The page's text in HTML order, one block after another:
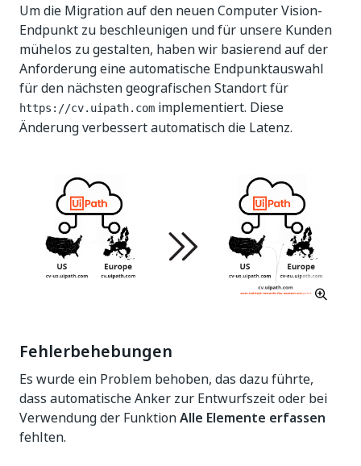
Um die Migration auf den neuen Computer Vision-
Endpunkt zu beschleunigen und für unsere Kunden
mühelos zu gestalten, haben wir basierend auf der
Anforderung eine automatische Endpunktauswahl
für den nächsten geografischen Standort für
https://cv.uipath.com implementiert. Diese
Änderung verbessert automatisch die Latenz.
Fehlerbehebungen
Es wurde ein Problem behoben, das dazu führte,
dass automatische Anker zur Entwurfszeit oder bei
Verwendung der FunktionAlle Elemente erfassen
fehlten.